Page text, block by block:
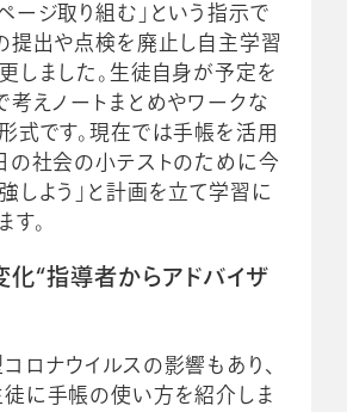
ージ取り組む」という指示で
提出や点検を廃止し自主学習
しました。生徒自身が予定を
考えノートまとめやワークな
式です。現在では手帳を活用
の社会の小テストのために今
しよう」と計画を立て学習に
す。
化“指導者からアドバイザ
ロナウイルスの影響もあり、
に手帳の使い方を紹介しま